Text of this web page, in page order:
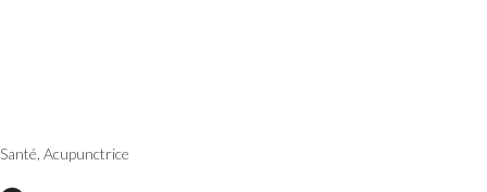
Santé, Acupunctrice